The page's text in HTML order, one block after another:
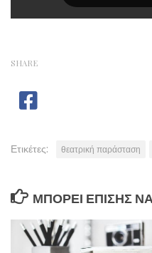
SHARE
Ετικέτες: θεατρική παράσταση
ΜΠΟΡΕΊ ΕΠΊΣΗΣ